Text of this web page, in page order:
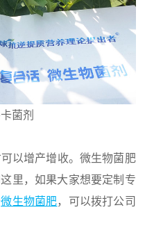
菌剂
以增产增收。微生物菌肥
里，如果大家想要定制专
微生物菌肥，可以拨打公司